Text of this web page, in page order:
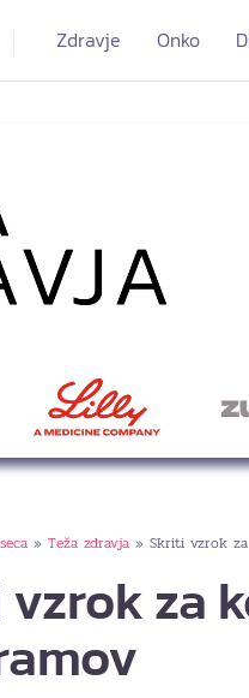
Zdravje Onko
» Teža zdravja » Skriti vzrok
za